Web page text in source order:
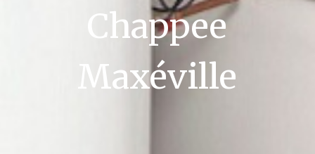
Chappee
Maxéville